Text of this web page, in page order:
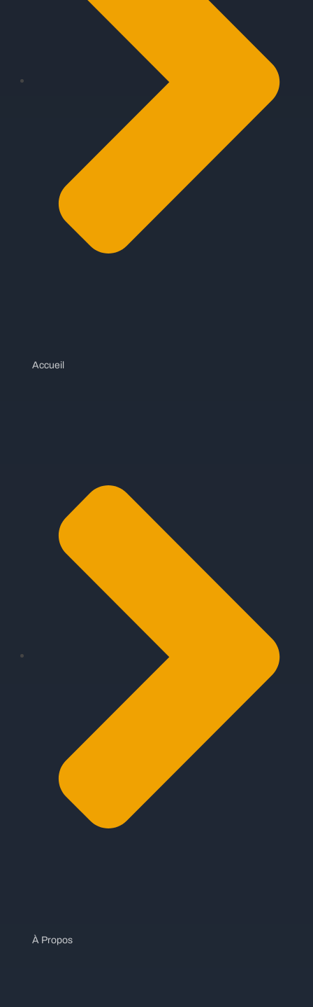
Accueil
À Propos